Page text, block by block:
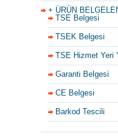
+ ÜRÜN
TSE Belgesi
TSEK Belgesi
TSE Hizmet Yeri
Garanti Belgesi
CE Belgesi
Barkod Tescili